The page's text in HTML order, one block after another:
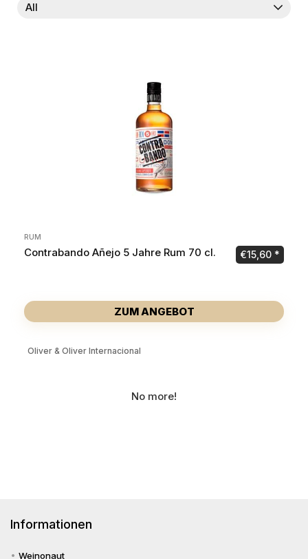
All
RUM
Contrabando Añejo 5 Jahre Rum 70 cl. €15,60
ZUM ANGEBOT
Oliver & Oliver Internacional
No more!
Informationen
Weinonaut